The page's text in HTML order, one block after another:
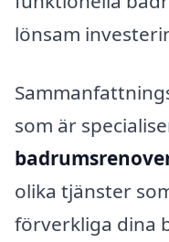
lönsam
som är
olika tjänster
förverkliga dina